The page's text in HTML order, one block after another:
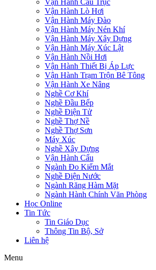
Vận Hành Cầu Trục
Vận Hành Lò Hơi
Vận Hành Máy Đào
Vận Hành Máy Nén Khí
Vận Hành Máy Xây Dựng
Vận Hành Máy Xúc Lật
Vận Hành Nồi Hơi
Vận Hành Thiết Bị Áp Lực
Vận Hành Trạm Trộn Bê Tông
Vận Hành Xe Nâng
Nghề Cơ Khí
Nghề Đầu Bếp
Nghề Điện Tử
Nghề Thợ Nề
Nghề Thợ Sơn
Máy Xúc
Nghề Xây Dựng
Vận Hành Cẩu
Ngành Đo Kiểm Mắt
Nghề Điện Nước
Ngành Răng Hàm Mặt
Ngành Hành Chính Văn Phòng
Học Online
Tin Tức
Tin Giáo Dục
Thông Tin Bộ, Sở
Liên hệ
Menu